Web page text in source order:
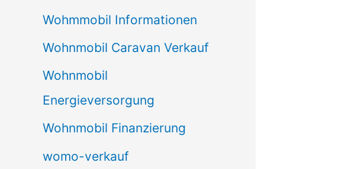
Wohmmobil Informationen
Wohnmobil Caravan Verkauf
Wohnmobil
Energieversorgung
Wohnmobil Finanzierung
womo-verkauf